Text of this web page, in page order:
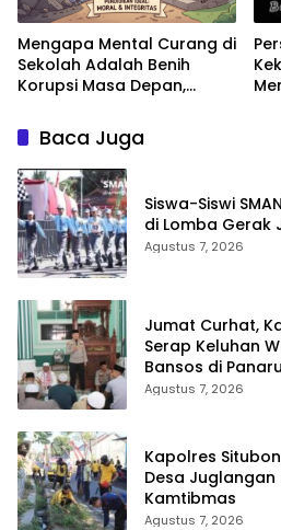
Mengapa Mental Curang di
Sekolah Adalah Benih
Korupsi Masa Depan,
Integritas Pendidikan
Baca Juga
Siswa-Siswi
di Lomba Gerak
Agustus 7, 2026
Jumat Curhat,
Serap Keluhan
Bansos di
Agustus 7, 2026
Kapolres
Desa
Kamtibmas
Agustus 7, 2026